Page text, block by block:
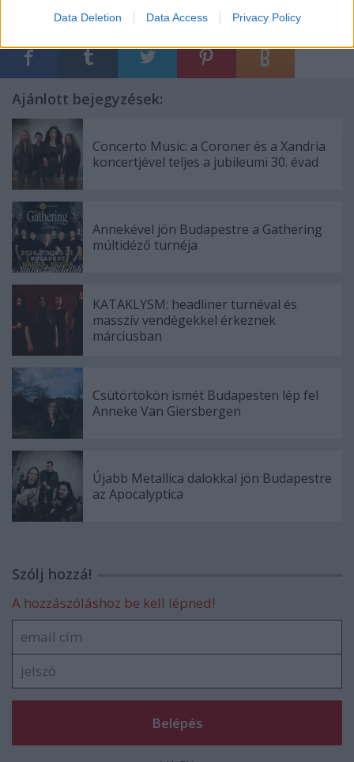
Data Deletion Data Access Privacy Policy
giersbergen concerto music delain venom inc.
Ajánlott bejegyzések:
Concerto Music: a Coroner és a Xandria
koncertjével teljes a jubileumi 30. évad
Annekével jön Budapestre a Gathering
múltidéző turnéja
KATAKLYSM: headliner turnéval és
masszív vendégekkel érkeznek
márciusban
Csütörtökön ismét Budapesten lép fel
Anneke Van Giersbergen
Újabb Metallica dalokkal jön Budapestre
az Apocalyptica
Szólj hozzá!
A hozzászóláshoz be kell lépned!